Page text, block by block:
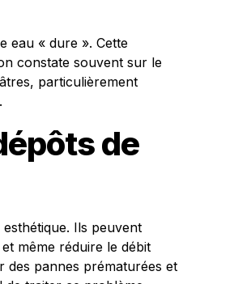
eau « dure ». Cette
constate souvent sur le
particulièrement
de
Ils peuvent
même réduire le débit
des pannes prématurées et